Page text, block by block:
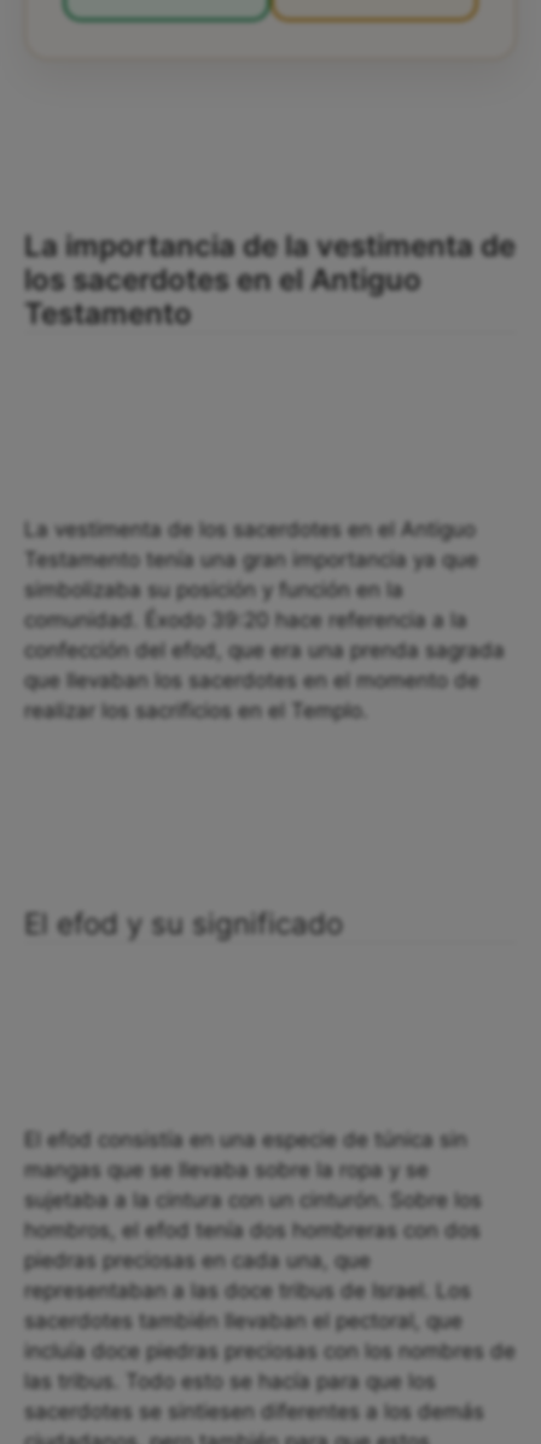
La importancia de la vestimenta de
los sacerdotes en el Antiguo
Testamento
La vestimenta de los sacerdotes en el Antiguo
Testamento tenía una gran importancia ya que
simbolizaba su posición y función en la
comunidad. Éxodo 39:20 hace referencia a la
confección del efod, que era una prenda sagrada
que llevaban los sacerdotes en el momento de
realizar los sacrificios en el Templo.
El efod y su significado
El efod consistía en una especie de túnica sin
mangas que se llevaba sobre la ropa y se
sujetaba a la cintura con un cinturón. Sobre los
hombros, el efod tenía dos hombreras con dos
piedras preciosas en cada una, que
representaban a las doce tribus de Israel. Los
sacerdotes también llevaban el pectoral, que
incluía doce piedras preciosas con los nombres de
las tribus. Todo esto se hacía para que los
sacerdotes se sintiesen diferentes a los demás